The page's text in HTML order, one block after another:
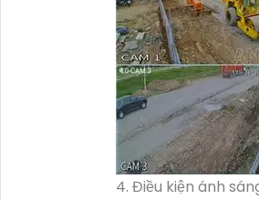
4. Điều kiện ánh